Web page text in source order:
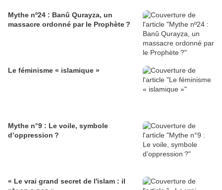
Mythe nº24 : Banû Qurayza, un
massacre ordonné par le Prophète ?
Le féminisme « islamique »
Mythe n°9 : Le voile, symbole
d’oppression ?
« Le vrai grand secret de l'islam : il